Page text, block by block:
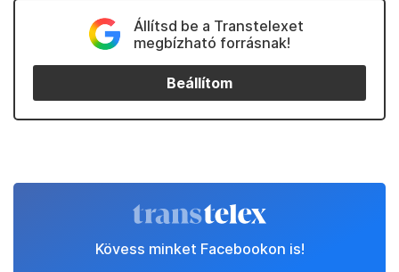
Állítsd be a Transtelexet
megbízható forrásnak!
Beállítom
Kövess minket Facebookon is!